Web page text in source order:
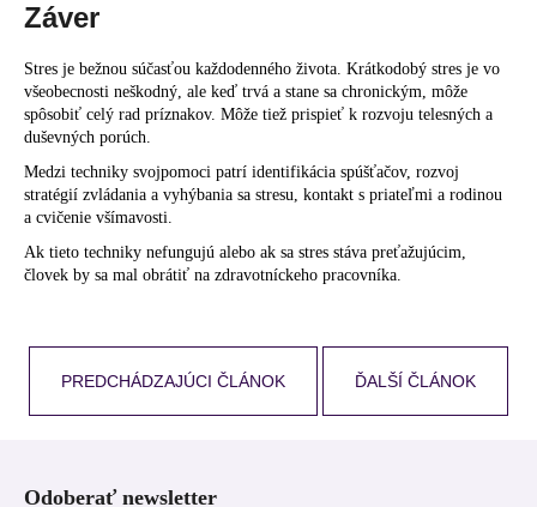
Záver
Stres je bežnou súčasťou každodenného života. Krátkodobý stres je vo
všeobecnosti neškodný, ale keď trvá a stane sa chronickým, môže
spôsobiť celý rad príznakov. Môže tiež prispieť k rozvoju telesných a
duševných porúch.
Medzi techniky svojpomoci patrí identifikácia spúšťačov, rozvoj
stratégií zvládania a vyhýbania sa stresu, kontakt s priateľmi a rodinou
a cvičenie všímavosti.
Ak tieto techniky nefungujú alebo ak sa stres stáva preťažujúcim,
človek by sa mal obrátiť na zdravotníckeho pracovníka.
PREDCHÁDZAJÚCI ČLÁNOK ĎALŠÍ ČLÁNOK
Odoberať newsletter